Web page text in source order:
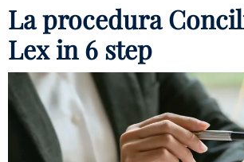
La procedura
Lex in 6 step